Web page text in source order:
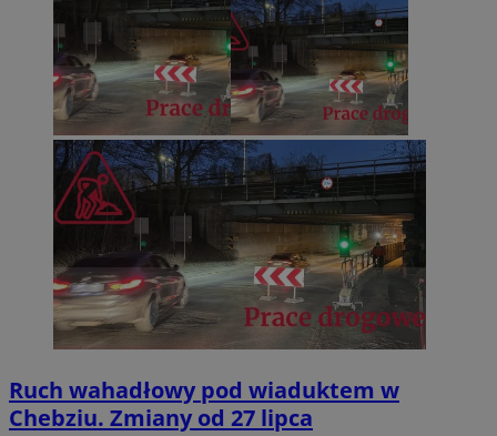
Ruch wahadłowy pod wiaduktem w
Chebziu. Zmiany od 27 lipca